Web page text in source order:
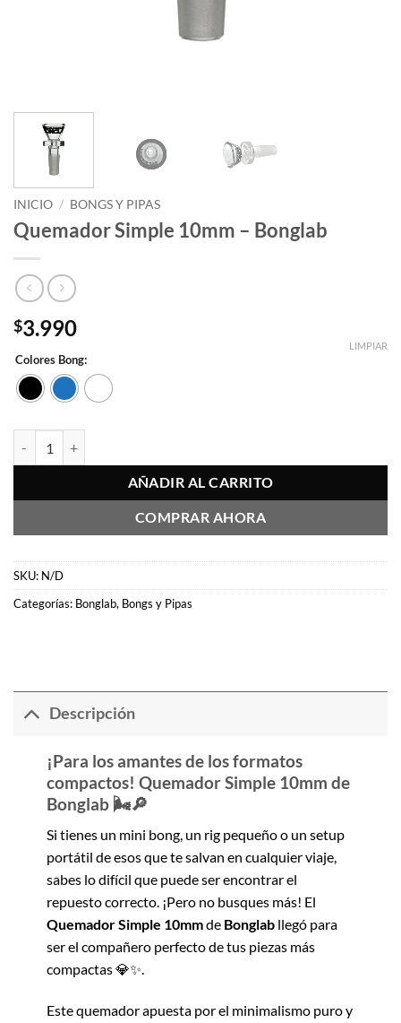
INICIO / BONGS Y PIPAS
Quemador Simple 10mm – Bonglab
$3.990
Colores Bong:
LIMPIAR
AÑADIR AL CARRITO
COMPRAR AHORA
SKU: N/D
Categorías: Bonglab, Bongs y Pipas
Descripción
¡Para los amantes de los formatos
compactos! Quemador Simple 10mm de
Bonglab 🌬️🔎
Si tienes un mini bong, un rig pequeño o un setup
portátil de esos que te salvan en cualquier viaje,
sabes lo difícil que puede ser encontrar el
repuesto correcto. ¡Pero no busques más! El
Quemador Simple 10mmde Bonglabllegó para
ser el compañero perfecto de tus piezas más
compactas 💎✨.
Este quemador apuesta por el minimalismo puro y